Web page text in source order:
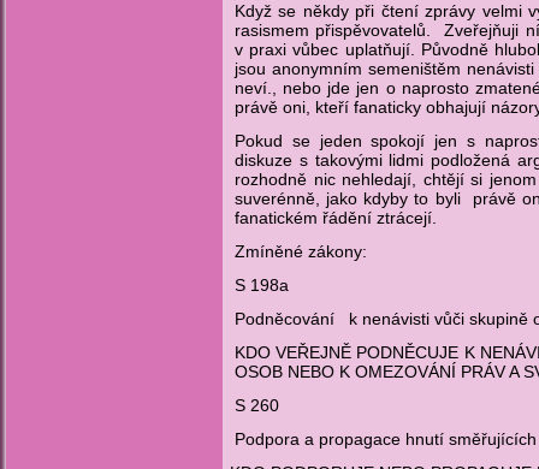
Když se někdy při čtení zprávy velmi
rasismem přispěvovatelů. Zveřejňuji
v praxi vůbec uplatňují. Původně
jsou anonymním semeništěm
neví., nebo jde jen o naprosto
právě oni, kteří fanaticky obhajují
Pokud se jeden spokojí jen s
diskuze s takovými lidmi podložená
rozhodně nic nehledají, chtějí si
suverénně, jako kdyby to byli právě
fanatickém řádění ztrácejí.
Zmíněné zákony:
S 198a
Podněcování
k nenávisti vůči
KDO VEŘEJNĚ PODNĚCUJE K
OSOB NEBO K OMEZOVÁNÍ PRÁV A
S 260
Podpora a propagace hnutí